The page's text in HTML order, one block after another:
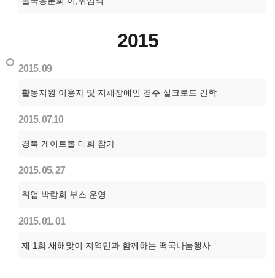
2015
2015. 09
활동지원 이용자 및 지체장애인 경주 실크로드 견학
2015. 07.10
경북 게이트볼 대회 참가
2015. 05. 27
취업 박람회 부스 운영
2015. 01. 01
제 1회 새해맞이 지역민과 함께하는 떡국나눔행사